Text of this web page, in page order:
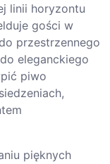
linii horyzontu
gości w
przestrzennego
eleganckiego
piwo
pięknych